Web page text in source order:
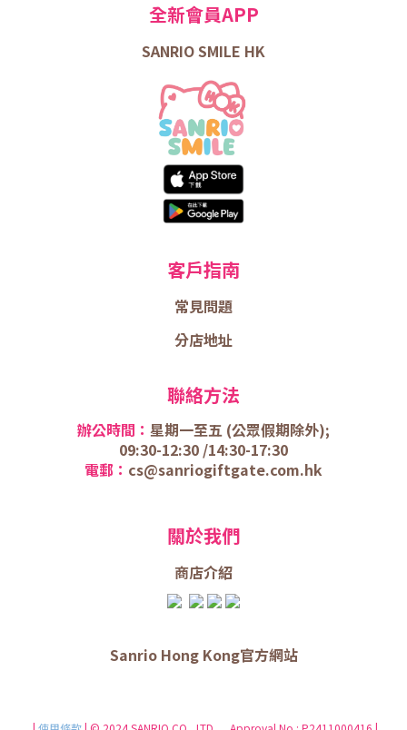
全新會員APP
SANRIO SMILE HK
客戶指南
常見問題
分店地址
聯絡方法
辦公時間： 星期一至五 (公眾假期除外);
09:30-12:30 /14:30-17:30
電郵： cs@sanriogiftgate.com.hk
關於我們
商店介紹
Sanrio Hong Kong官方網站